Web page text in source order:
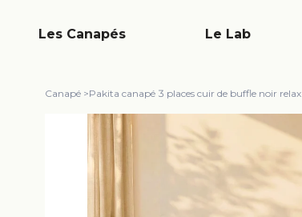
Les Canapés Le Lab
Canapé >Pakita canapé 3 places cuir de buffle noir relax